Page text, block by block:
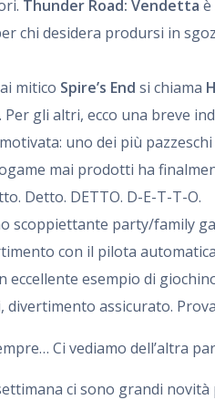
Thunder Road: Vendetta
chi desidera prodursi in
mitico Spire’s End si chiama
gli altri, ecco una breve
uno dei più
mai prodotti ha
Detto. DETTO. D-E-T-T-O.
scoppiettante party/family
con il pilota
eccellente esempio di
divertimento assicurato.
Ci vediamo dell’altra
ci sono grandi